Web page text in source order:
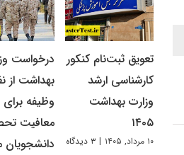
تعویق ثبت‌نام کنکور
کارشناسی ارشد
وزارت بهداشت
۱۴۰۵
۱۰ مرداد, ۱۴۰۵ | ۳ دیدگاه
درخواست
بهداشت از
وظیفه برای
معافیت